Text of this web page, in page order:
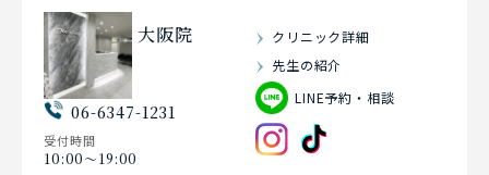
大阪院
06-6347-1231
受付時間
10:00〜19:00
クリニック詳細
先生の紹介
LINE予約・相談